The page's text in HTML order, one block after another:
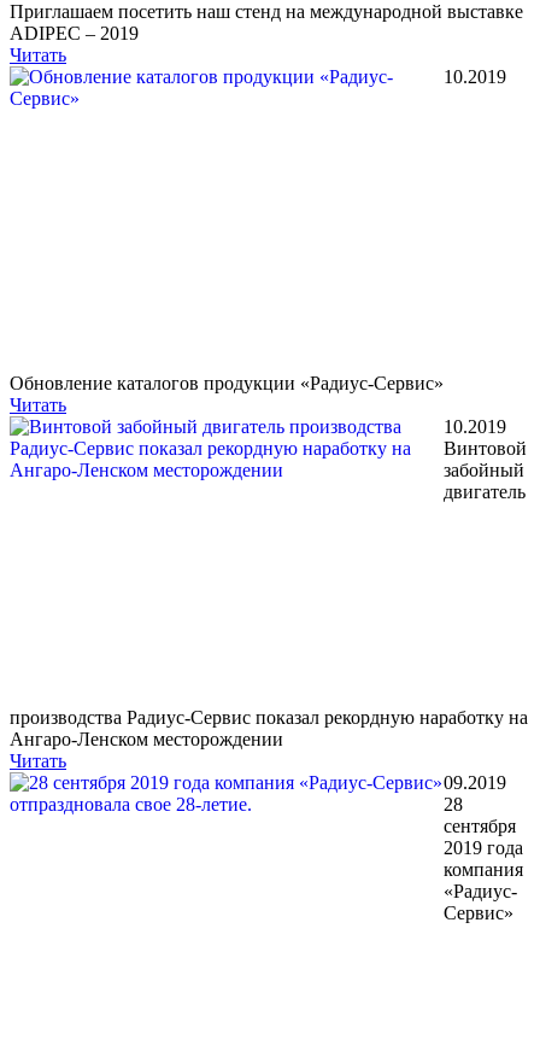
Приглашаем посетить наш стенд на международной выставке
ADIPEC – 2019
Читать
10.2019
Обновление каталогов продукции «Радиус-Сервис»
Читать
10.2019
Винтовой
забойный
двигатель
производства Радиус-Сервис показал рекордную наработку на
Ангаро-Ленском месторождении
Читать
09.2019
28
сентября
2019 года
компания
«Радиус-
Сервис»